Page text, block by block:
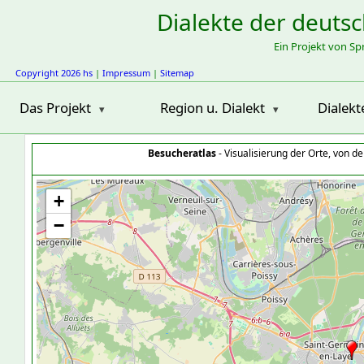
Dialekte der
Ein Projekt von
Copyright 2026 hs | Impressum | Sitemap
Das Projekt Region u. Dialekt
Besucheratlas- Visualisierung der Orte, von
+
−